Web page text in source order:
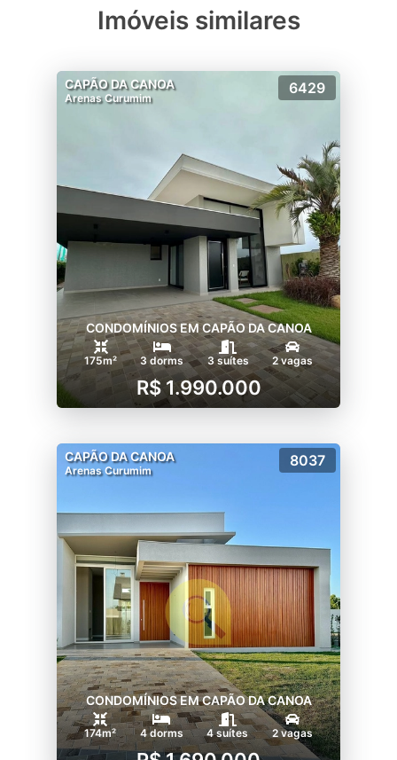
Imóveis similares
CAPÃO DA CANOA
Arenas Curumim
6429
CONDOMÍNIOS EM CAPÃO DA CANOA
175m² 3 dorms 3 suítes 2 vagas
R$ 1.990.000
CAPÃO DA CANOA
Arenas Curumim
8037
CONDOMÍNIOS EM CAPÃO DA CANOA
174m² 4 dorms 4 suítes 2 vagas